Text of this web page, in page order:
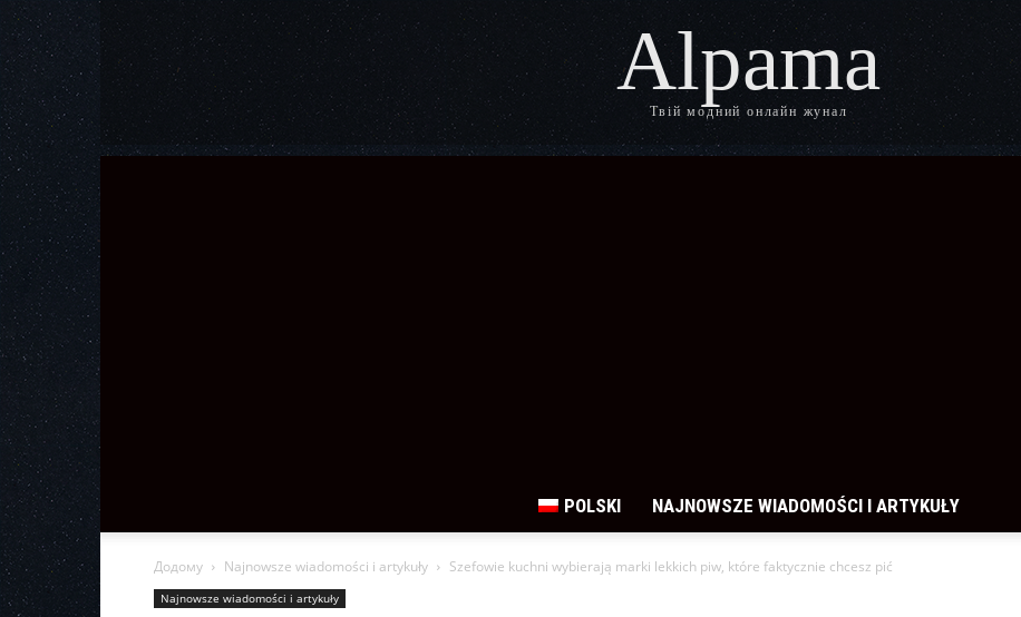
Alpama
Твій модний онлайн жунал
POLSKI NAJNOWSZE WIADOMOŚCI I ARTYKUŁY
Додому Najnowsze wiadomości i artykuły Szefowie kuchni wybierają marki lekkich piw, które faktycznie chcesz pić
Najnowsze wiadomości i artykuły